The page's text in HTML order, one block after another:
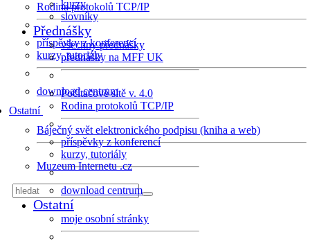
Rodina protokolů TCP/IP
příspěvky z konferencí
kurzy, tutoriály
download centrum
Ostatní
Báječný svět elektronického podpisu (kniha a web)
Muzeum Internetu .cz
kurzy
slovníky
Přednášky
všechny přednášky
přednášky na MFF UK
Počítačové sítě v. 4.0
Rodina protokolů TCP/IP
příspěvky z konferencí
kurzy, tutoriály
download centrum
Ostatní
moje osobní stránky